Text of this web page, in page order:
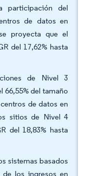
participación del
de datos en
proyecta que el
del 17,62% hasta
de Nivel 3
del tamaño
de datos en
sitios de Nivel 4
del 18,83% hasta
sistemas basados
de los ingresos en